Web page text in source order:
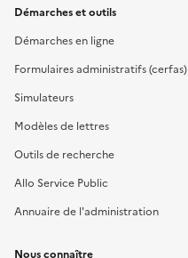
Démarches et outils
Démarches en ligne
Formulaires administratifs (cerfas)
Simulateurs
Modèles de lettres
Outils de recherche
Allo Service Public
Annuaire de l'administration
Nous connaître